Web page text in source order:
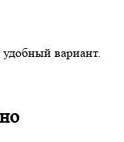
вариант.